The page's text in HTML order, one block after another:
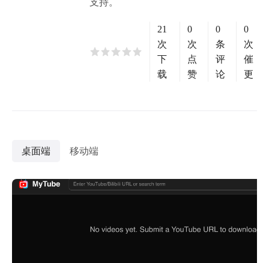
支持。
21
次
下
载
0
次
点
赞
0
条
评
论
0
次
催
更
桌面端 移动端